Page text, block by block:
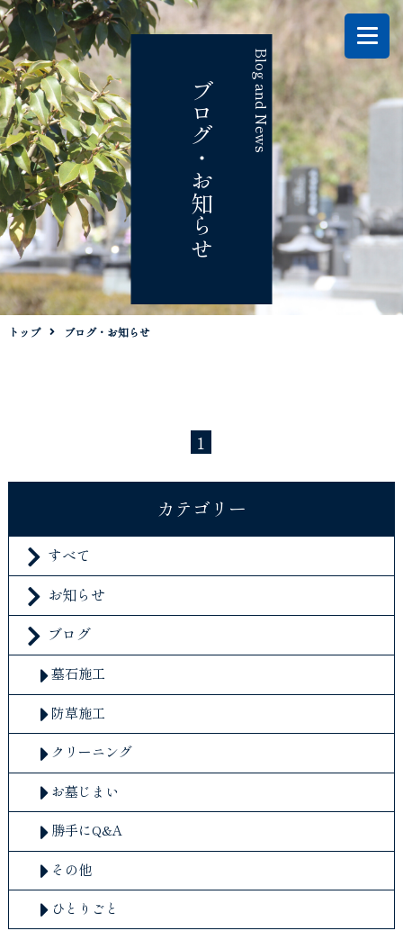
Blog and News
ブログ・お知らせ
トップ ブログ・お知らせ
1
カテゴリー
すべて
お知らせ
ブログ
墓石施工
防草施工
クリーニング
お墓じまい
勝手にQ&A
その他
ひとりごと